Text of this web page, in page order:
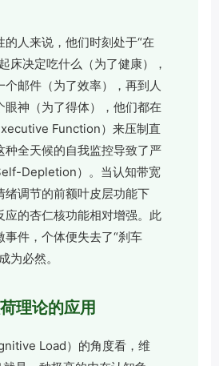
人来说，他们时刻处于“在
床决定吃什么（为了健康），
个邮件（为了效率），再到人
眼神（为了得体），他们都在
Function）来压制直
种全天候的自我监控导致了严
Depletion）。当认知带宽
绪调节的前额叶皮层功能下
应的杏仁核功能相对增强。此
事件，个体便失去了“刹车
为必然。
理论的应用
Load）的角度看，维